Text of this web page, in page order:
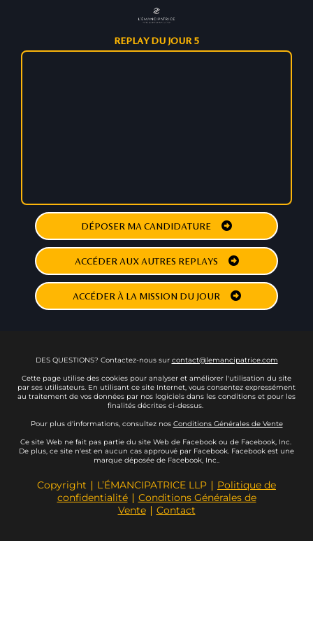
REPLAY DU JOUR 5
DÉPOSER MA CANDIDATURE
ACCÉDER AUX AUTRES REPLAYS
ACCÉDER À LA MISSION DU JOUR
DES QUESTIONS? Contactez-nous sur contact@lemancipatrice.com
Cette page utilise des cookies pour analyser et améliorer l'utilisation du site
par ses utilisateurs. En utilisant ce site Internet, vous consentez expressément
au traitement de vos données par nos logiciels dans les conditions et pour les
finalités décrites ci-dessus.
Pour plus d'informations, consultez nos Conditions Générales de Vente
Ce site Web ne fait pas partie du site Web de Facebook ou de Facebook, Inc.
De plus, ce site n'est en aucun cas approuvé par Facebook. Facebook est une
marque déposée de Facebook, Inc..
Copyright ∣ L’ÉMANCIPATRICE LLP ∣ Politique de
confidentialité∣ Conditions Générales de
Vente∣ Contact